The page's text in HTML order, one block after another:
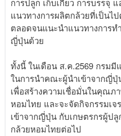
การปลูก เก็บเกี่ยว การบรรจุ
แนวทางการผลิตกล้วยที่เป็นไ
ตลอดจนแนะนำแนวทางการท
ญี่ปุ่นด้วย
ทั้งนี้ ในเดือน ส.ค.2569 กรมมี
ในการนำคณะผู้นำเข้าจากญี่
เพื่อสร้างความเชื่อมั่นในคุณภ
หอมไทย และจะจัดกิจกรรมเ
เข้าจากญี่ปุ่น กับเกษตรกรผู้ป
กล้วยหอมไทยต่อไป